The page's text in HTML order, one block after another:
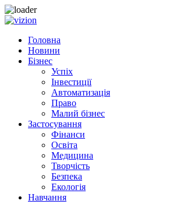
Skip to content
Головна
Новини
Бізнес
Успіх
Інвестиції
Автоматизація
Право
Малий бізнес
Застосування
Фінанси
Освіта
Медицина
Творчість
Безпека
Екологія
Навчання